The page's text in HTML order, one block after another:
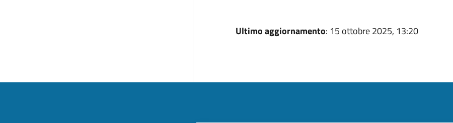
Ultimo aggiornamento: 15 ottobre 2025, 13:20